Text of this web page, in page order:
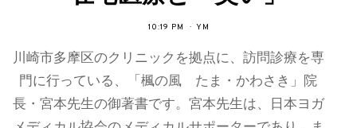
10:19 PM YM
川崎市多摩区のクリニックを拠点に、訪問診療を専
門に行っている、「楓の風 たま・かわさき」院
長・宮本先生の御著書です。宮本先生は、日本ヨガ